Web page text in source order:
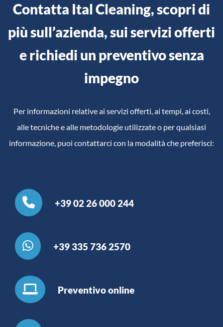
Contatta Ital Cleaning, scopri di
più sull’azienda, sui servizi offerti
e richiedi un preventivo senza
impegno
Per informazioni relative ai servizi offerti, ai tempi, ai costi,
alle tecniche e alle metodologie utilizzate o per qualsiasi
informazione, puoi contattarci con la modalità che preferisci:
+39 02 26 000 244
+39 335 736 2570
Preventivo online